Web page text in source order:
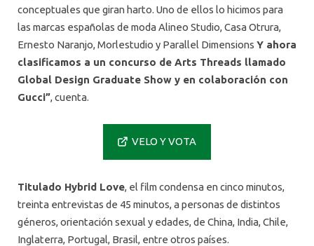
conceptuales que giran harto. Uno de ellos lo hicimos para
las marcas españolas de moda Alineo Studio, Casa Otrura,
Ernesto Naranjo, Morlestudio y Parallel Dimensions Y ahora
clasificamos a un concurso de Arts Threads llamado
Global Design Graduate Show y en colaboración con
Gucci”, cuenta.
VELO Y VOTA
Titulado Hybrid Love, el film condensa en cinco minutos,
treinta entrevistas de 45 minutos, a personas de distintos
géneros, orientación sexual y edades, de China, India, Chile,
Inglaterra, Portugal, Brasil, entre otros países.